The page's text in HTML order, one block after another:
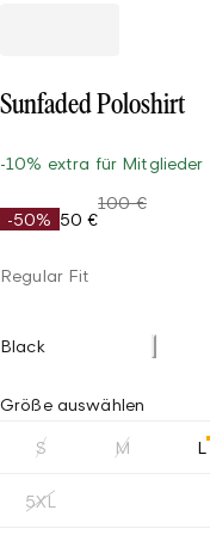
Sunfaded Poloshirt
-10% extra für Mitglieder
-50% 50 €
100 €
Regular Fit
Black
Größe auswählen
S M L
5XL